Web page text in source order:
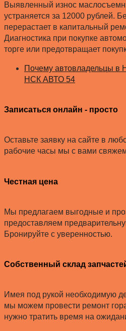
Выявленный износ
устраняется за 12000 рублей.
перерастает в капитальный
Диагностика при покупке
торге или предотвращает
Почему автовладельцы в
НСК АВТО 54
Записаться онлайн - просто
Оставьте заявку на сайте в
рабочие часы мы с вами
Честная цена
Мы предлагаем выгодные и
предоставляем
Бронируйте с уверенностью.
Собственный склад
Имея под рукой необходимую
мы можем провести ремонт
нужно тратить время на